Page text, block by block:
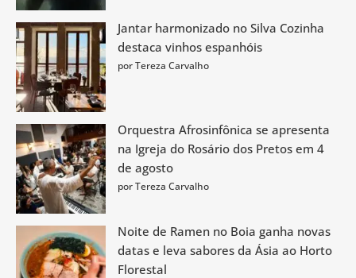
Jantar harmonizado no Silva Cozinha
destaca vinhos espanhóis
por Tereza Carvalho
Orquestra Afrosinfônica se apresenta
na Igreja do Rosário dos Pretos em 4
de agosto
por Tereza Carvalho
Noite de Ramen no Boia ganha novas
datas e leva sabores da Ásia ao Horto
Florestal